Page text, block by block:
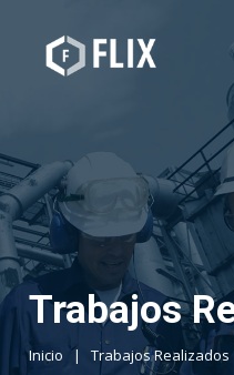
Trabajos
Inicio |Trabajos Realizados